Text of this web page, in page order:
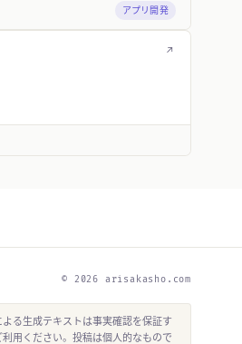
アプリ開発
↗
© 2026 arisakasho.com
る生成テキストは事実確認を保証す
用ください。投稿は個人的なもので